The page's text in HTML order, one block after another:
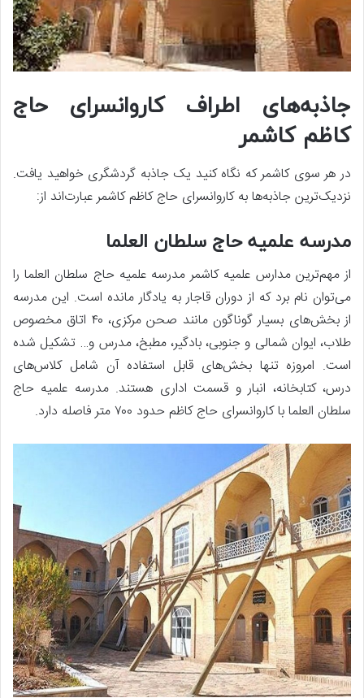
جاذبه‌های اطراف کاروانسرای حاج
کاظم کاشمر
در هر سوی کاشمر که نگاه کنید یک جاذبه گردشگری خواهید یافت.
نزدیک‌ترین جاذبه‌ها به کاروانسرای حاج کاظم کاشمر عبارت‌اند از:
مدرسه علمیه حاج سلطان العلما
از مهم‌ترین مدارس علمیه کاشمر مدرسه علمیه حاج سلطان العلما را
می‌توان نام برد که از دوران قاجار به یادگار مانده است. این مدرسه
از بخش‌های بسیار گوناگون مانند صحن مرکزی، ۴۰ اتاق مخصوص
طلاب، ایوان شمالی و جنوبی، بادگیر، مطبخ، مدرس و… تشکیل شده
است. امروزه تنها بخش‌های قابل استفاده آن شامل کلاس‌های
درس، کتابخانه، انبار و قسمت اداری هستند. مدرسه علمیه حاج
سلطان العلما با کاروانسرای حاج کاظم حدود ۷۰۰ متر فاصله دارد.